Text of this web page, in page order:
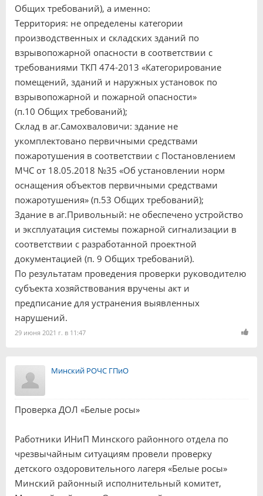
Общих требований), а именно:
Территория: не определены категории
производственных и складских зданий по
взрывопожарной опасности в соответствии с
требованиями ТКП 474-2013 «Категорирование
помещений, зданий и наружных установок по
взрывопожарной и пожарной опасности»
(п.10 Общих требований);
Склад в аг.Самохваловичи: здание не
укомплектовано первичными средствами
пожаротушения в соответствии с Постановлением
МЧС от 18.05.2018 №35 «Об установлении норм
оснащения объектов первичными средствами
пожаротушения» (п.53 Общих требований);
Здание в аг.Привольный: не обеспечено устройство
и эксплуатация системы пожарной сигнализации в
соответствии с разработанной проектной
документацией (п. 9 Общих требований).
По результатам проведения проверки руководителю
субъекта хозяйствования вручены акт и
предписание для устранения выявленных
нарушений.
29 июня 2021 г. в 11:47
Минский РОЧС ГПиО
Проверка ДОЛ «Белые росы»
Работники ИНиП Минского районного отдела по
чрезвычайным ситуациям провели проверку
детского оздоровительного лагеря «Белые росы»
Минский районный исполнительный комитет,